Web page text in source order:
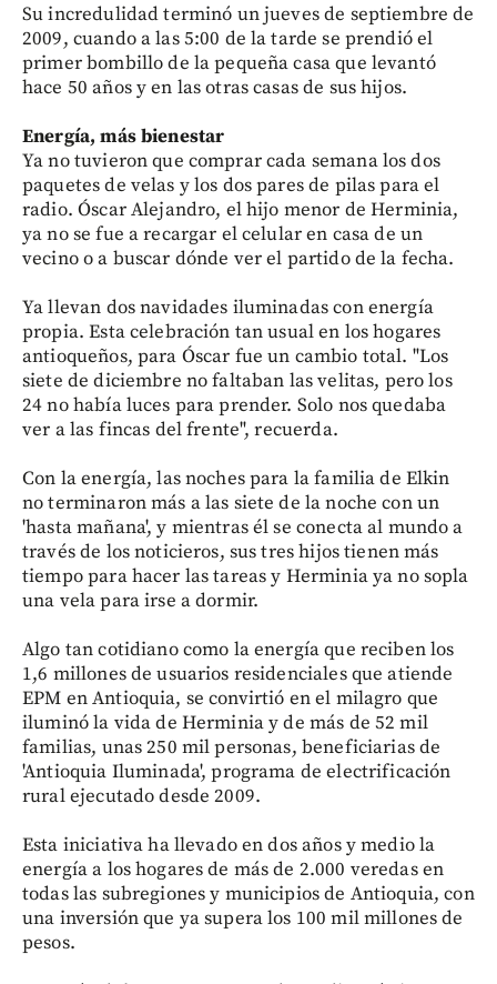
Su incredulidad terminó un jueves de septiembre de
2009, cuando a las 5:00 de la tarde se prendió el
primer bombillo de la pequeña casa que levantó
hace 50 años y en las otras casas de sus hijos.
Energía, más bienestar
Ya no tuvieron que comprar cada semana los dos
paquetes de velas y los dos pares de pilas para el
radio. Óscar Alejandro, el hijo menor de Herminia,
ya no se fue a recargar el celular en casa de un
vecino o a buscar dónde ver el partido de la fecha.
Ya llevan dos navidades iluminadas con energía
propia. Esta celebración tan usual en los hogares
antioqueños, para Óscar fue un cambio total. "Los
siete de diciembre no faltaban las velitas, pero los
24 no había luces para prender. Solo nos quedaba
ver a las fincas del frente", recuerda.
Con la energía, las noches para la familia de Elkin
no terminaron más a las siete de la noche con un
'hasta mañana', y mientras él se conecta al mundo a
través de los noticieros, sus tres hijos tienen más
tiempo para hacer las tareas y Herminia ya no sopla
una vela para irse a dormir.
Algo tan cotidiano como la energía que reciben los
1,6 millones de usuarios residenciales que atiende
EPM en Antioquia, se convirtió en el milagro que
iluminó la vida de Herminia y de más de 52 mil
familias, unas 250 mil personas, beneficiarias de
'Antioquia Iluminada', programa de electrificación
rural ejecutado desde 2009.
Esta iniciativa ha llevado en dos años y medio la
energía a los hogares de más de 2.000 veredas en
todas las subregiones y municipios de Antioquia, con
una inversión que ya supera los 100 mil millones de
pesos.